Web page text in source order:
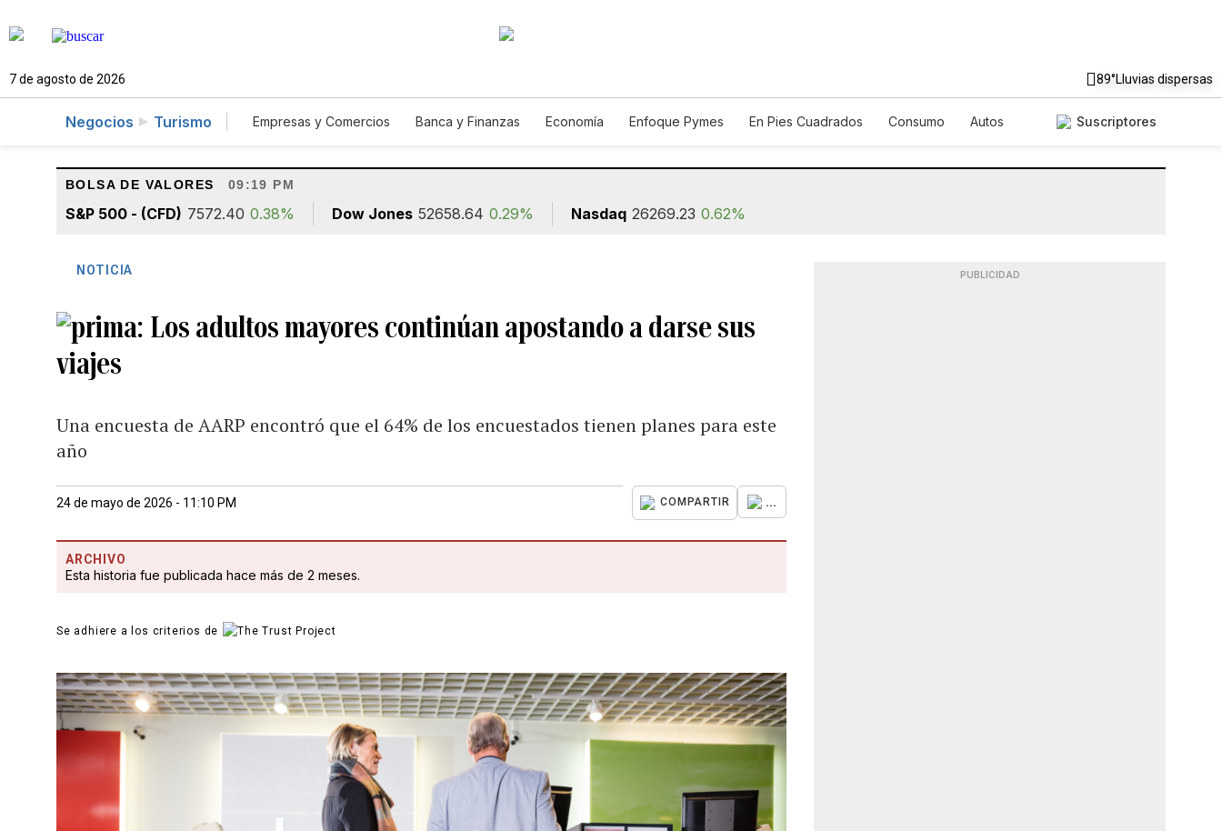
7 de agosto de 2026 89°Lluvias dispersas
Negocios Turismo Empresas y Comercios Banca y Finanzas Economía Enfoque Pymes En Pies Cuadrados Consumo
Autos
Suscriptores
BOLSA DE VALORES 09:19 PM
S&P 500 - (CFD) 7572.40 0.38% Dow Jones 52658.64 0.29% Nasdaq 26269.23 0.62%
NOTICIA
Los adultos mayores continúan apostando a darse sus
viajes
Una encuesta de AARP encontró que el 64% de los encuestados tienen planes para este
año
24 de mayo de 2026 - 11:10 PM COMPARTIR ...
ARCHIVO
Esta historia fue publicada hace más de 2 meses.
Se adhiere a los criterios de
PUBLICIDAD